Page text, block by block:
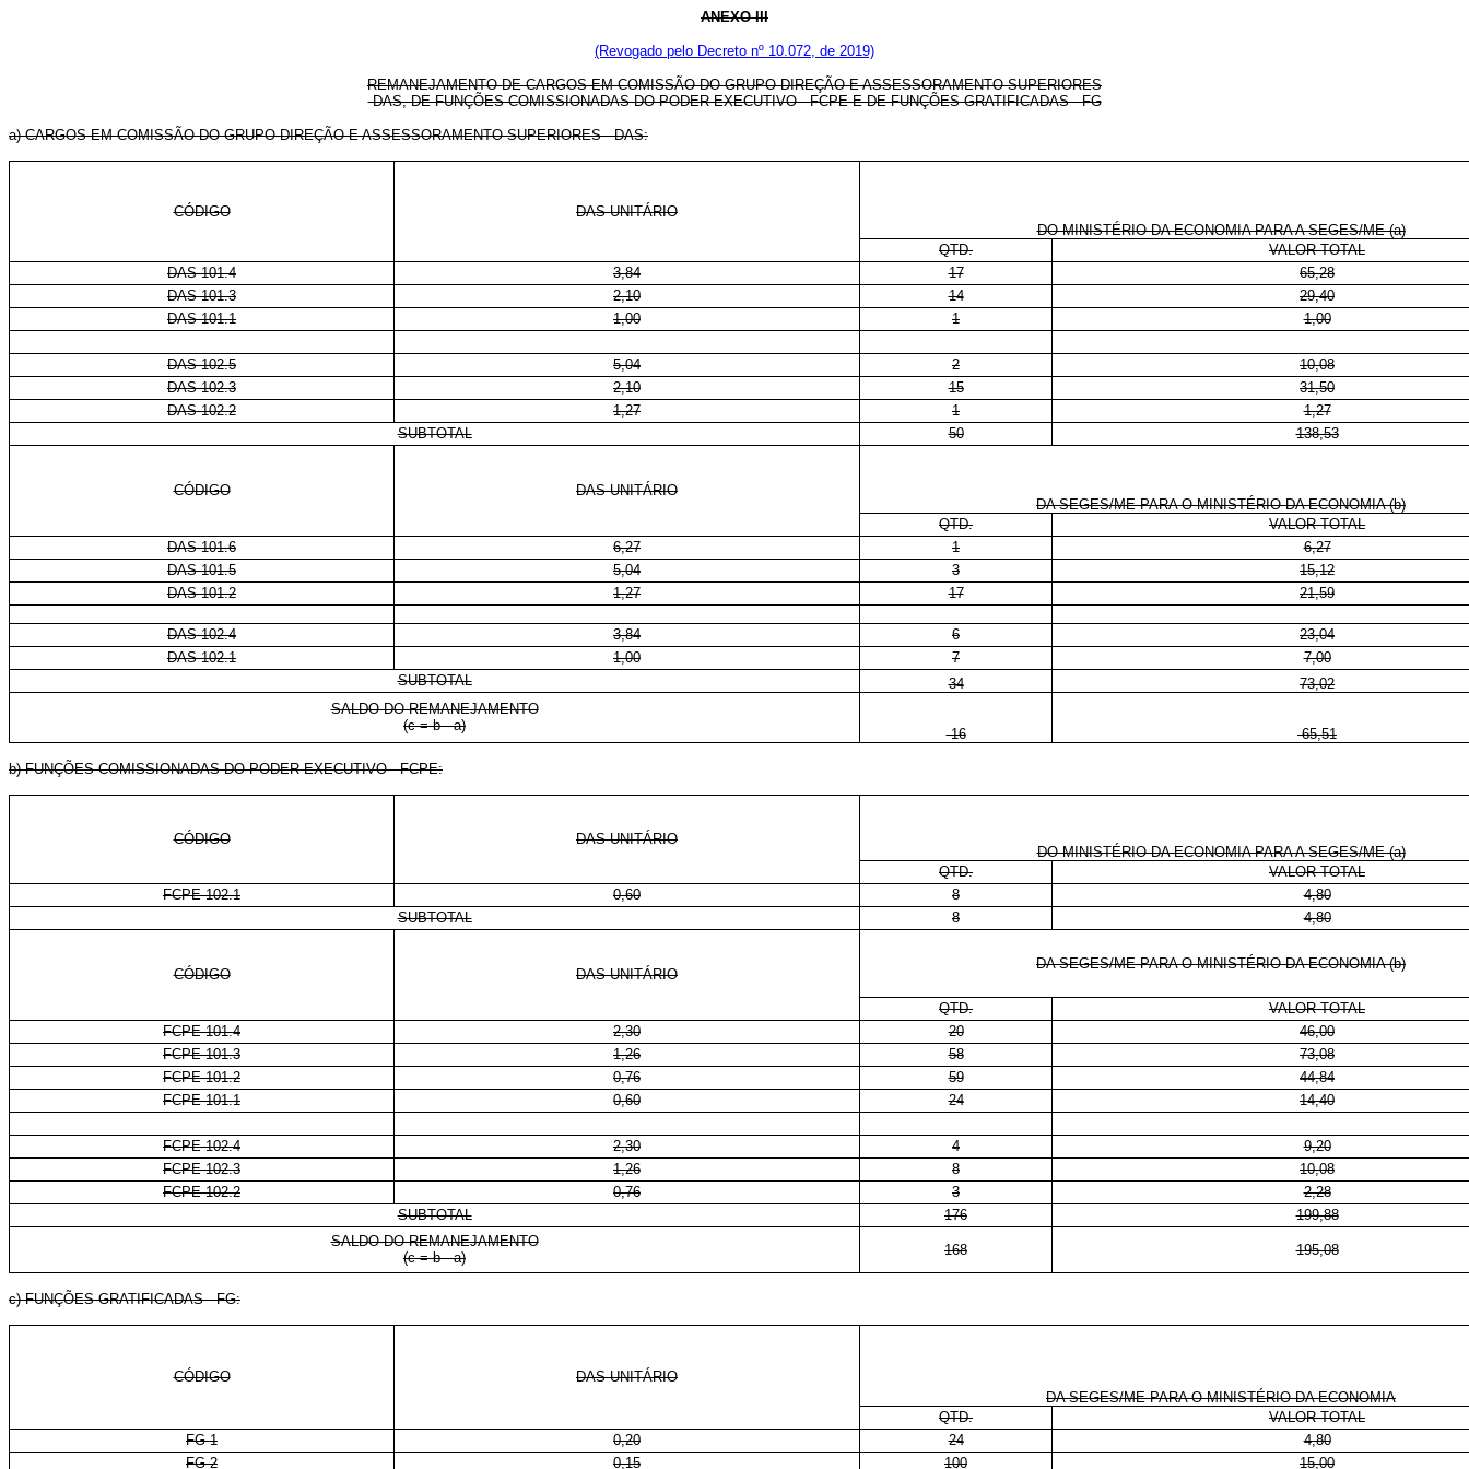
ANEXO III
(Revogado pelo Decreto nº 10.072, de 2019)
REMANEJAMENTO DE CARGOS EM COMISSÃO DO GRUPO-DIREÇÃO E ASSESSORAMENTO SUPERIORES
-DAS, DE FUNÇÕES COMISSIONADAS DO PODER EXECUTIVO - FCPE E DE FUNÇÕES GRATIFICADAS - FG
a) CARGOS EM COMISSÃO DO GRUPO-DIREÇÃO E ASSESSORAMENTO SUPERIORES - DAS:
CÓDIGO
DAS-UNITÁRIO
DO MINISTÉRIO DA ECONOMIA PARA A SEGES/ME (a)
QTD.
VALOR TOTAL
DAS 101.4
3,84 17
65,28
DAS 101.3
2,10 14
29,40
DAS 101.1
1,00 1 1,00
DAS 102.5 5,04 2
10,08
DAS 102.3
2,10 15
31,50
DAS 102.2
1,27 1
1,27
SUBTOTAL
50 138,53
CÓDIGO
DAS-UNITÁRIO
DA SEGES/ME PARA O MINISTÉRIO DA ECONOMIA (b)
QTD.
VALOR TOTAL
DAS 101.6
6,27 1
6,27
DAS 101.5
5,04 3
15,12
DAS 101.2
1,27 17 21,59
DAS 102.4 3,84 6
23,04
DAS 102.1
1,00 7
7,00
SUBTOTAL
34
73,02
SALDO DO REMANEJAMENTO
(c = b - a)
-16 -65,51
b) FUNÇÕES COMISSIONADAS DO PODER EXECUTIVO - FCPE:
CÓDIGO
DAS-UNITÁRIO
DO MINISTÉRIO DA ECONOMIA PARA A SEGES/ME (a)
QTD.
VALOR TOTAL
FCPE 102.1
0,60 8
4,80
SUBTOTAL
8 4,80
CÓDIGO DAS-UNITÁRIO
DA SEGES/ME PARA O MINISTÉRIO DA ECONOMIA (b)
QTD.
VALOR TOTAL
FCPE 101.4
2,30 20
46,00
FCPE 101.3
1,26 58
73,08
FCPE 101.2
0,76 59
44,84
FCPE 101.1
0,60 24 14,40
FCPE 102.4 2,30 4
9,20
FCPE 102.3
1,26 8
10,08
FCPE 102.2
0,76 3
2,28
SUBTOTAL
176
199,88
SALDO DO REMANEJAMENTO
(c = b - a)
168 195,08
c) FUNÇÕES GRATIFICADAS - FG:
CÓDIGO
DAS-UNITÁRIO
DA SEGES/ME PARA O MINISTÉRIO DA ECONOMIA
QTD.
VALOR TOTAL
FG-1
0,20 24
4,80
FG-2
0,15 100 15,00